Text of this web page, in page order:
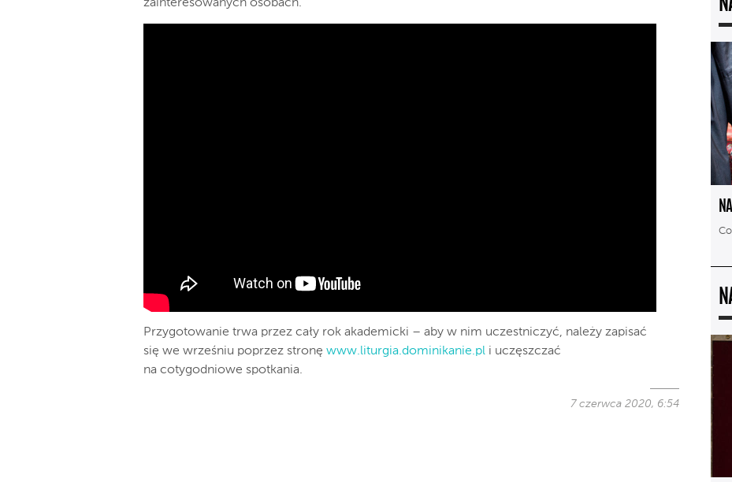
zainteresowanych osobach.
Przygotowanie trwa przez cały rok akademicki – aby w nim uczestniczyć, należy zapisać
się we wrześniu poprzez stronę www.liturgia.dominikanie.pl i uczęszczać
na cotygodniowe spotkania.
7 czerwca 2020, 6:54